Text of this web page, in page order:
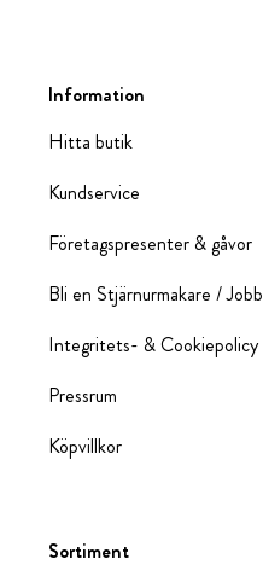
Information
Hitta butik
Kundservice
Företagspresenter & gåvor
Bli en Stjärnurmakare / Jobb
Integritets- & Cookiepolicy
Pressrum
Köpvillkor
Sortiment